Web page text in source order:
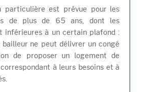
particulière est prévue pour les
de plus de 65 ans, dont les
inférieures à un certain plafond :
bailleur ne peut délivrer un congé
de proposer un logement de
à leurs besoins et à